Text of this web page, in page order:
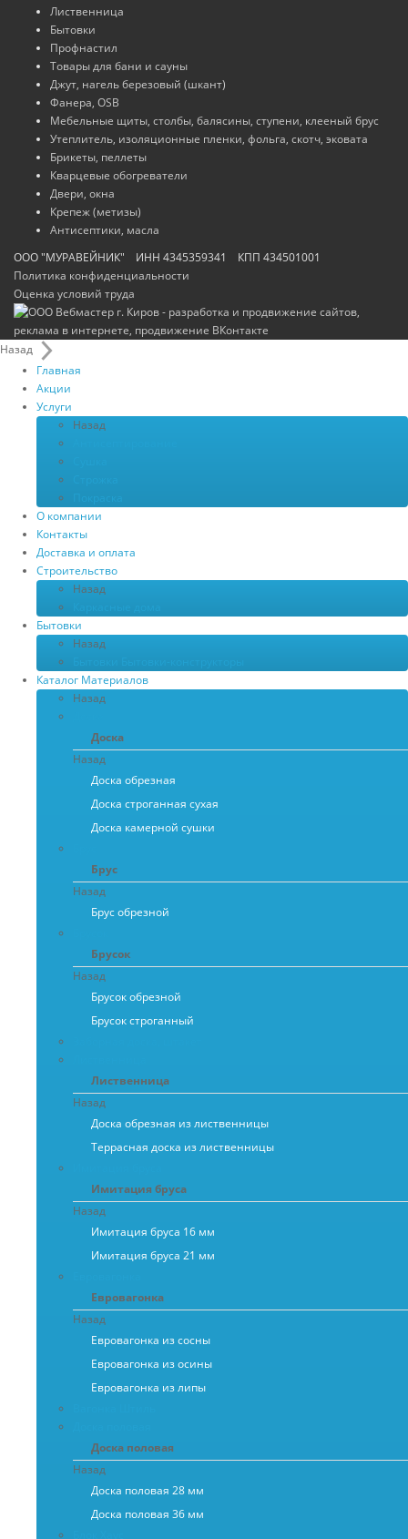
Лиственница
Бытовки
Профнастил
Товары для бани и сауны
Джут, нагель березовый (шкант)
Фанера, OSB
Мебельные щиты, столбы, балясины, ступени, клееный брус
Утеплитель, изоляционные пленки, фольга, скотч, эковата
Брикеты, пеллеты
Кварцевые обогреватели
Двери, окна
Крепеж (метизы)
Антисептики, масла
ООО "МУРАВЕЙНИК" ИНН 4345359341 КПП 434501001
Политика конфиденциальности
Оценка условий труда
Назад
Главная
Акции
Услуги
Назад
О компании
Контакты
Доставка и оплата
Строительство
Назад
Бытовки
Назад
Каталог Материалов
Назад
Доска
Назад
Доска обрезная
Доска строганная сухая
Доска камерной сушки
Брус
Назад
Брус обрезной
Брусок
Назад
Брусок обрезной
Брусок строганный
Лиственница
Назад
Доска обрезная из лиственницы
Террасная доска из лиственницы
Имитация бруса
Назад
Имитация бруса 16 мм
Имитация бруса 21 мм
Евровагонка
Назад
Евровагонка из сосны
Евровагонка из осины
Евровагонка из липы
Доска половая
Назад
Доска половая 28 мм
Доска половая 36 мм